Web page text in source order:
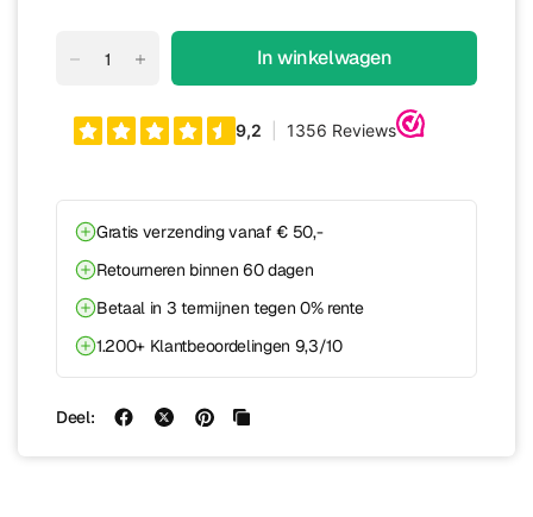
In winkelwagen
Gratis verzending vanaf € 50,-
Retourneren binnen 60 dagen
Betaal in 3 termijnen tegen 0% rente
1.200+ Klantbeoordelingen 9,3/10
Deel: